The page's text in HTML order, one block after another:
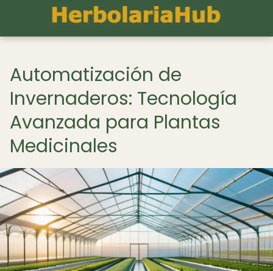
Automatización de
Invernaderos: Tecnología
Avanzada para Plantas
Medicinales